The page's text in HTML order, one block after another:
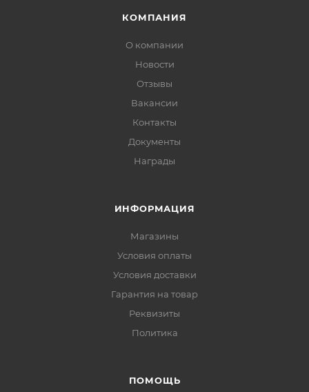
КОМПАНИЯ
О компании
Новости
Отзывы
Вакансии
Контакты
Документы
Награды
ИНФОРМАЦИЯ
Магазины
Условия оплаты
Условия доставки
Гарантия на товар
Реквизиты
Политика
ПОМОЩЬ